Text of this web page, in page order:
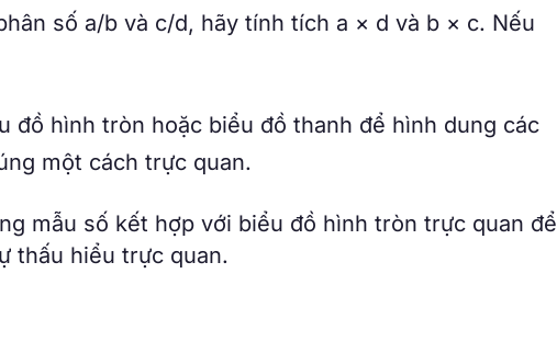
số a/b và c/d, hãy tính tích a × d và b × c. Nếu
đồ hình tròn hoặc biểu đồ thanh để hình dung các
một cách trực quan.
mẫu số kết hợp với biểu đồ hình tròn trực quan để
thấu hiểu trực quan.